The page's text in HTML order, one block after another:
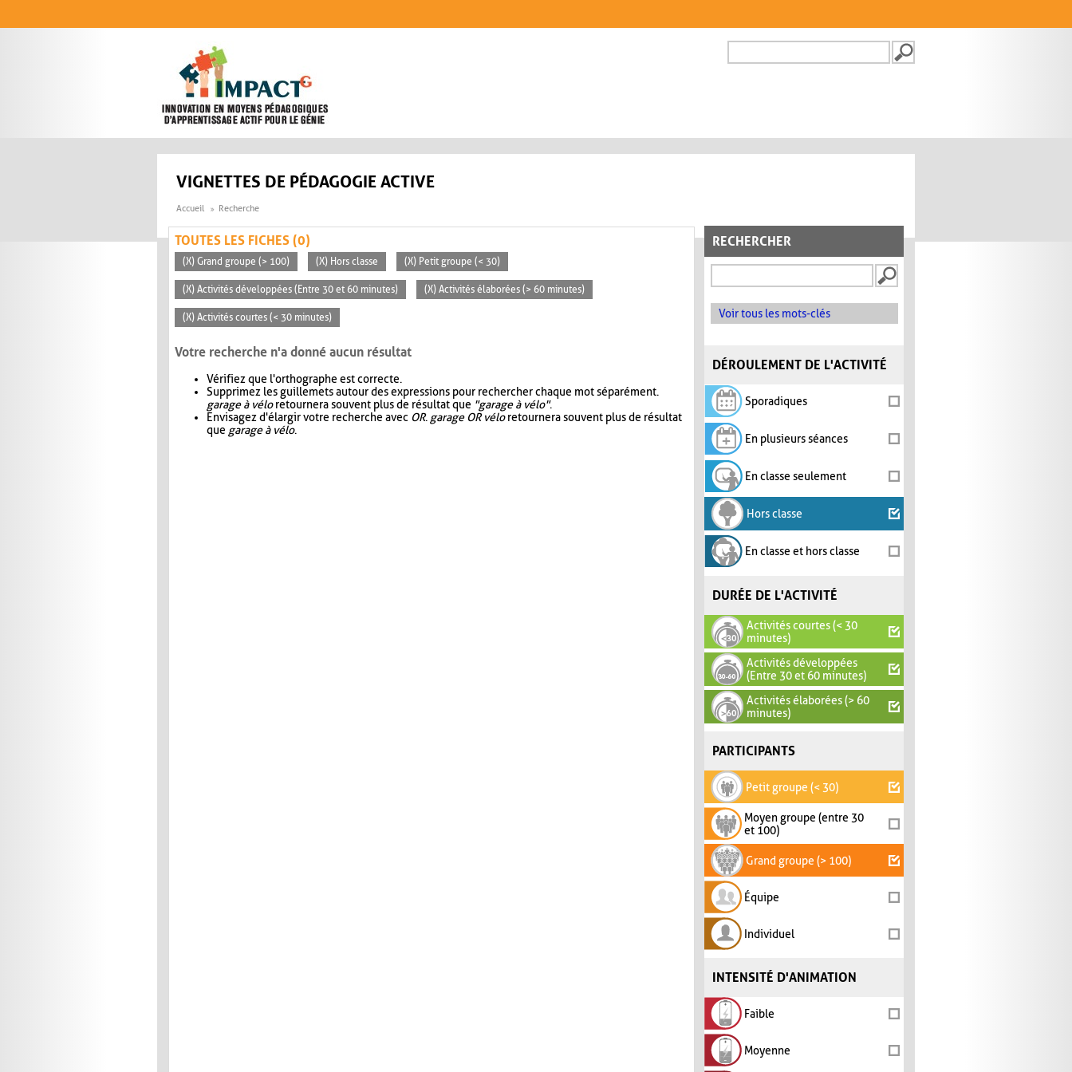
FORMULAIRE DE
VIGNETTES DE PÉDAGOGIE ACTIVE
Accueil Recherche
RECHERCHER
Voir tous les mots-clés
DÉROULEMENT DE L'ACTIVITÉ
Sporadiques
En plusieurs séances
En classe seulement
Hors classe
En classe et hors classe
DURÉE DE L'ACTIVITÉ
Activités courtes (< 30
minutes)
Activités développées
(Entre 30 et 60 minutes)
Activités élaborées (> 60
minutes)
PARTICIPANTS
Petit groupe (< 30)
Moyen groupe (entre 30
et 100)
Grand groupe (> 100)
Équipe
Individuel
INTENSITÉ D'ANIMATION
Faible
Moyenne
TOUTES LES FICHES (0)
(X) Grand groupe (> 100) (X) Hors classe (X) Petit groupe (< 30)
(X) Activités développées (Entre 30 et 60 minutes) (X) Activités élaborées (> 60 minutes)
(X) Activités courtes (< 30 minutes)
Votre recherche n'a donné aucun résultat
Vérifiez que l'orthographe est correcte.
Supprimez les guillemets autour des expressions pour rechercher chaque mot séparément.
garage à véloretournera souvent plus de résultat que "garage à vélo".
Envisagez d'élargir votre recherche avec OR. garage OR véloretournera souvent plus de résultat
que garage à vélo.